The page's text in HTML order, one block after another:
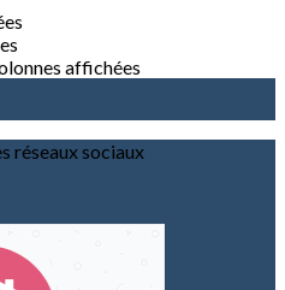
affichées
réseaux sociaux